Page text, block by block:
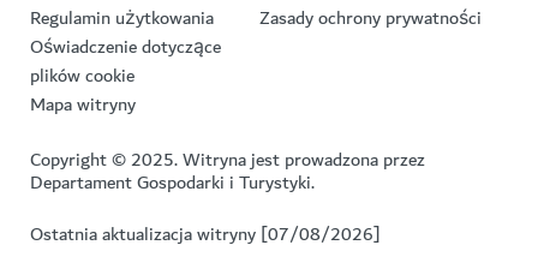
Regulamin użytkowania
Zasady ochrony prywatności
Oświadczenie dotyczące
plików cookie
Mapa witryny
Copyright © 2025. Witryna jest prowadzona przez
Departament Gospodarki i Turystyki.
Ostatnia aktualizacja witryny [07/08/2026]